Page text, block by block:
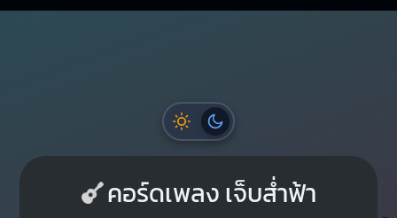
คอร์ดเพลง เจ็บส่ำฟ้า